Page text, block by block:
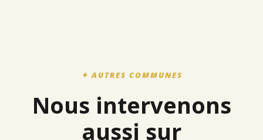
✦ AUTRES COMMUNES
Nous intervenons
aussi sur